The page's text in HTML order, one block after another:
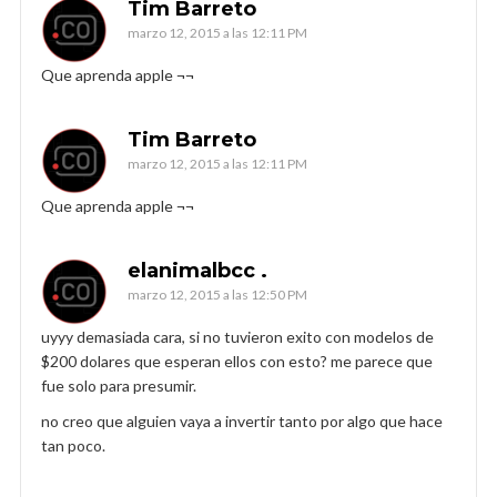
Tim Barreto
marzo 12, 2015 a las 12:11 PM
Que aprenda apple ¬¬
Tim Barreto
marzo 12, 2015 a las 12:11 PM
Que aprenda apple ¬¬
elanimalbcc .
marzo 12, 2015 a las 12:50 PM
uyyy demasiada cara, si no tuvieron exito con modelos de
$200 dolares que esperan ellos con esto? me parece que
fue solo para presumir.
no creo que alguien vaya a invertir tanto por algo que hace
tan poco.